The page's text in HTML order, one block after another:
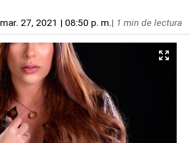
mar. 27, 2021 | 08:50 p. m.| 1 min de lectura